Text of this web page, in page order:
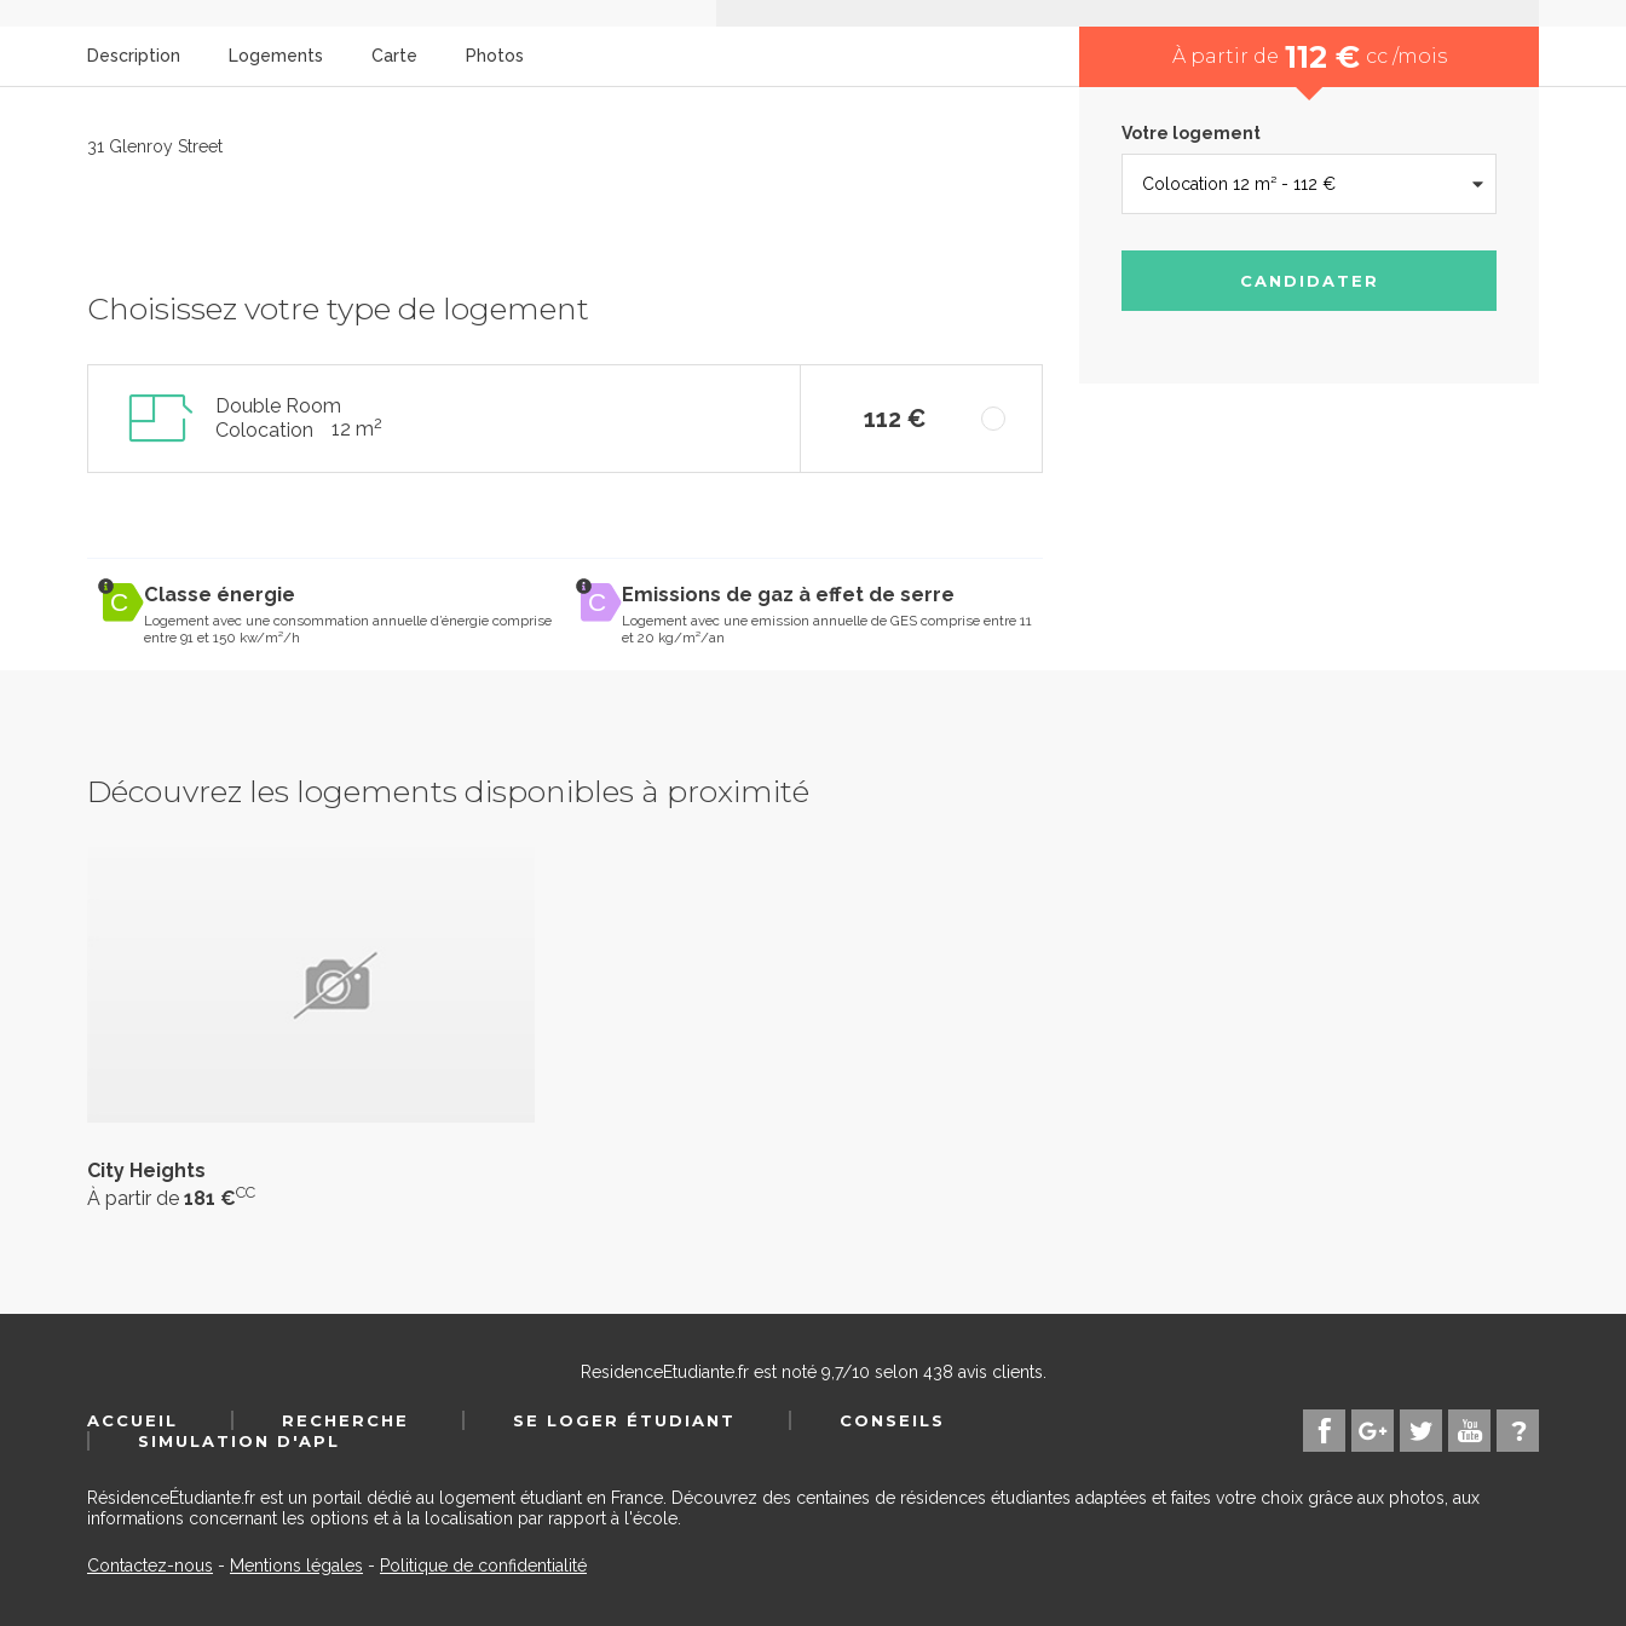
Description Logements Carte Photos
31 Glenroy Street
Choisissez votre type de logement
Double Room
Colocation
12 m2 112 €
Classe énergie
Logement avec une consommation annuelle d’énergie comprise
entre 91 et 150 kw/m²/h
Emissions de gaz à effet de serre
Logement avec une emission annuelle de GES comprise entre 11
et 20 kg/m²/an
À partir de 112 € cc /mois
Votre logement
CANDIDATER
Découvrez les logements disponibles à proximité
City Heights
À partir de 181 €CC
ResidenceEtudiante.frest noté 9,7/10 selon 438 avis clients.
ACCUEIL RECHERCHE SE LOGER ÉTUDIANT
CONSEILS
SIMULATION D'APL
RésidenceÉtudiante.fr est un portail dédié au logement étudiant en France. Découvrez des centaines de résidences étudiantes adaptées et faites votre choix grâce aux photos, aux
informations concernant les options et à la localisation par rapport à l'école.
Contactez-nous - Mentions légales - Politique de confidentialité